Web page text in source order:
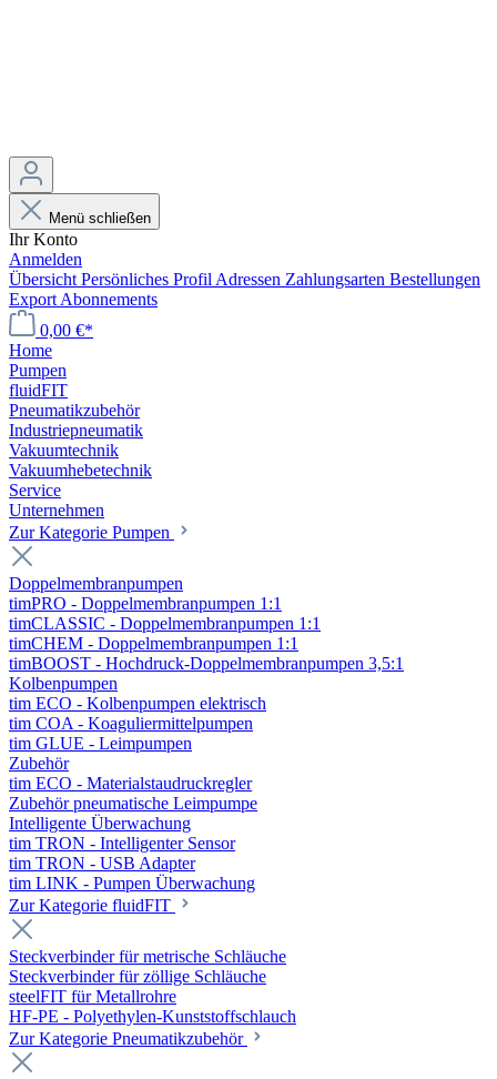
Menü schließen
Ihr Konto
Anmelden
Übersicht Persönliches Profil Adressen Zahlungsarten Bestellungen
Export Abonnements
0,00 €*
Home
Pumpen
fluidFIT
Pneumatikzubehör
Industriepneumatik
Vakuumtechnik
Vakuumhebetechnik
Service
Unternehmen
Zur Kategorie Pumpen
Doppelmembranpumpen
timPRO - Doppelmembranpumpen 1:1
timCLASSIC - Doppelmembranpumpen 1:1
timCHEM - Doppelmembranpumpen 1:1
timBOOST - Hochdruck-Doppelmembranpumpen 3,5:1
Kolbenpumpen
tim ECO - Kolbenpumpen elektrisch
tim COA - Koaguliermittelpumpen
tim GLUE - Leimpumpen
Zubehör
tim ECO - Materialstaudruckregler
Zubehör pneumatische Leimpumpe
Intelligente Überwachung
tim TRON - Intelligenter Sensor
tim TRON - USB Adapter
tim LINK - Pumpen Überwachung
Zur Kategorie fluidFIT
Steckverbinder für metrische Schläuche
Steckverbinder für zöllige Schläuche
steelFIT für Metallrohre
HF-PE - Polyethylen-Kunststoffschlauch
Zur Kategorie Pneumatikzubehör